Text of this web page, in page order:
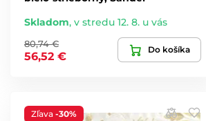
Skladom, v stredu 12. 8. u vás
80,74 €
56,52 €
Do košíka
Zľava -30%